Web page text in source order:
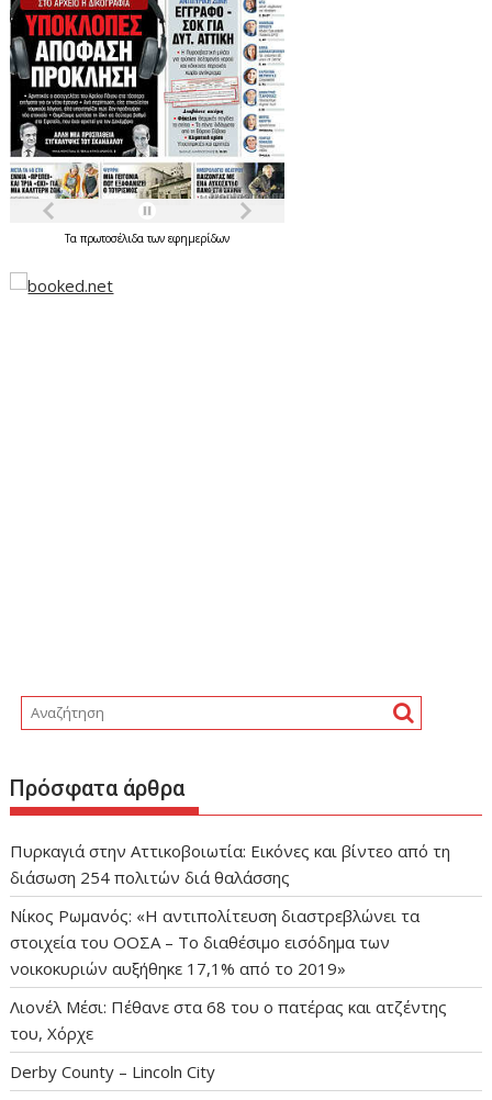
Ταπρωτοσέλιδατωνεφημερίδων
Πρόσφατα άρθρα
Πυρκαγιά στην Αττικοβοιωτία: Εικόνες και βίντεο από τη
διάσωση 254 πολιτών διά θαλάσσης
Νίκος Ρωμανός: «Η αντιπολίτευση διαστρεβλώνει τα
στοιχεία του ΟΟΣΑ – Το διαθέσιμο εισόδημα των
νοικοκυριών αυξήθηκε 17,1% από το 2019»
Λιονέλ Μέσι: Πέθανε στα 68 του ο πατέρας και ατζέντης
του, Χόρχε
Derby County – Lincoln City